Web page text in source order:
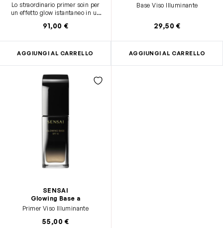
Lo straordinario primer soin per
un effetto glow istantaneo in un
91,00 €
AGGIUNGI AL CARRELLO
Base Viso Illuminante
29,50 €
AGGIUNGI AL CARRELLO
SENSAI
Glowing Base a
Primer Viso Illuminante
55,00 €